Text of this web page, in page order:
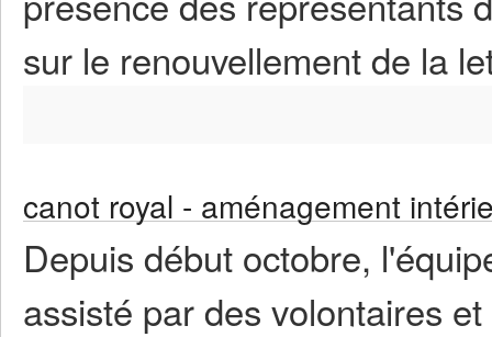
sur le renouvellement de la
canot royal - aménagement
Depuis début octobre,
assisté par des volontaires